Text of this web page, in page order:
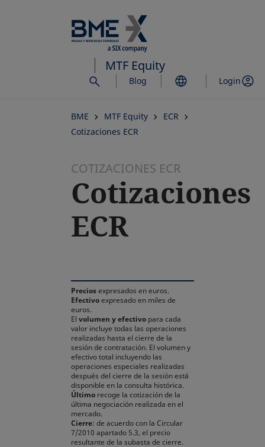
al
contenido
principal
MTF Equity
Blog Login
BME MTF Equity
ECR
Cotizaciones ECR
COTIZACIONES ECR
Cotizaciones
ECR
Preciosexpresados en euros.
Efectivoexpresado en miles de
euros.
El volumen y efectivo para cada
valor incluye todas las operaciones
realizadas hasta el cierre de la
sesión de contratación. El volumen y
efectivo total incluyendo las
operaciones especiales realizadas
después del cierre de la sesión está
disponible en la consulta histórica.
Último recoge la cotización de la
última negociación realizada en el
mercado.
Cierre: de acuerdo con la Circular
7/2010 apartado 5.3, el precio
resultante de la subasta de cierre.